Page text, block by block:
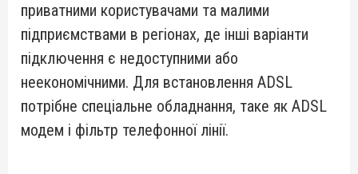
приватними користувачами та малими
підприємствами в регіонах, де інші варіанти
підключення є недоступними або
неекономічними. Для встановлення ADSL
потрібне спеціальне обладнання, таке як ADSL
модем і фільтр телефонної лінії.